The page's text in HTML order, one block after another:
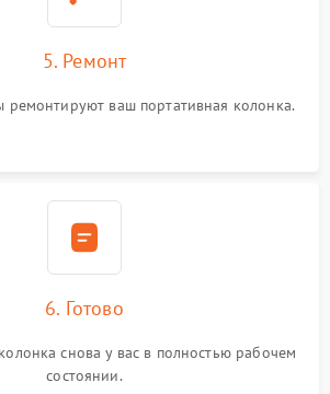
5. Ремонт
ремонтируют ваш портативная колонка.
6. Готово
снова у вас в полностью рабочем
состоянии.